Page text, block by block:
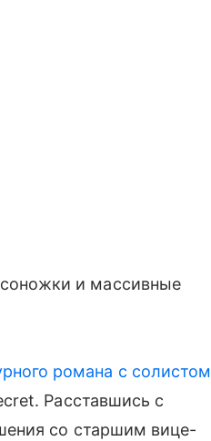
и массивные
романа с солистом
Расставшись с
со старшим вице-